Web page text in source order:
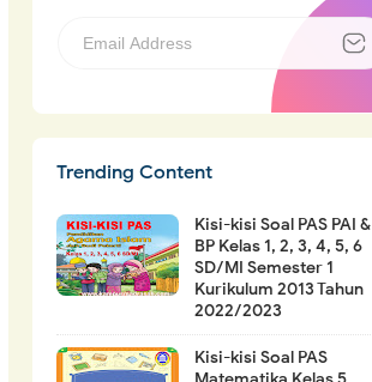
Trending Content
Kisi-kisi Soal PAS PAI &
BP Kelas 1, 2, 3, 4, 5, 6
SD/MI Semester 1
Kurikulum 2013 Tahun
2022/2023
Kisi-kisi Soal PAS